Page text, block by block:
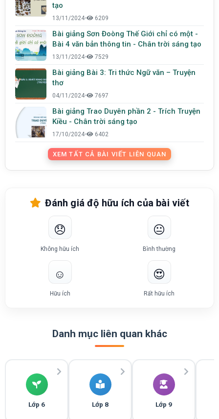
tạo
13/11/2024• 6209
Bài giảng Sơn Đoòng Thế Giới chỉ có một -
Bài 4 văn bản thông tin - Chân trời sáng tạo
13/11/2024• 7529
Bài giảng Bài 3: Tri thức Ngữ văn – Truyện
thơ
04/11/2024• 7697
Bài giảng Trao Duyên phần 2 - Trích Truyện
Kiều - Chân trời sáng tạo
17/10/2024• 6402
XEM TẤT CẢ BÀI VIẾT LIÊN QUAN
Đánh giá độ hữu ích của bài viết
😞
Không hữu ích
😐
Bình thường
☺️
Hữu ích
😍
Rất hữu ích
Danh mục liên quan khác
Lớp 6 Lớp 8 Lớp 9